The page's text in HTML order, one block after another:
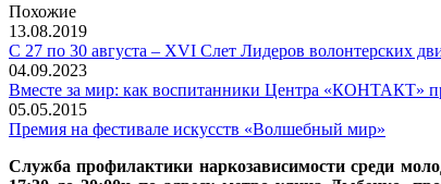
Похожие
13.08.2019
С 27 по 30 августа – XVI Слет Лидеров волонтерских
04.09.2023
Вместе за мир: как воспитанники Центра «КОНТАКТ»
05.05.2015
Премия на фестивале искусств «Волшебный мир»
Служба профилактики наркозависимости среди